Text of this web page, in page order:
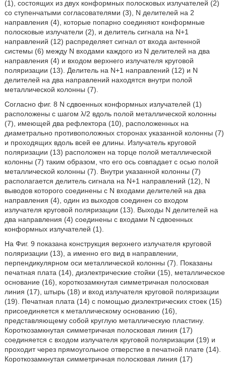
(1), состоящих из двух конформных полосковых излучателей (2)
со ступенчатыми согласователями (3), N делителей на 2
направления (4), которые попарно соединяют конформные
полосковые излучатели (2), и делитель сигнала на N+1
направлений (12) распределяет сигнал от входа антенной
системы (6) между N входами каждого из N делителей на два
направления (4) и входом верхнего излучателя круговой
поляризации (13). Делитель на N+1 направлений (12) и N
делителей на два направлений находятся внутри полой
металлической колонны (7).
Согласно фиг. 8 N сдвоенных конформных излучателей (1)
расположены с шагом λ/2 вдоль полой металлической колонны
(7), имеющей два рефлектора (10), расположенных на
диаметрально противоположных сторонах указанной колонны (7)
и проходящих вдоль всей ее длины. Излучатель круговой
поляризации (13) расположен на торце полой металлической
колонны (7) таким образом, что его ось совпадает с осью полой
металлической колонны (7). Внутри указанной колонны (7)
располагается делитель сигнала на N+1 направлений (12), N
выводов которого соединены с N входами делителей на два
направления (4), один из выходов соединен со входом
излучателя круговой поляризации (13). Выходы N делителей на
два направления (4) соединены с входами N сдвоенных
конформных излучателей (1).
На Фиг. 9 показана конструкция верхнего излучателя круговой
поляризации (13), а именно его вид в направлении,
перпендикулярном оси металлической колонны (7). Показаны
печатная плата (14), диэлектрические стойки (15), металлическое
основание (16), короткозамкнутая симметричная полосковая
линия (17), штырь (18) и вход излучателя круговой поляризации
(19). Печатная плата (14) с помощью диэлектрических стоек (15)
присоединяется к металлическому основанию (16),
представляющему собой круглую металлическую пластину.
Короткозамкнутая симметричная полосковая линия (17)
соединяется с входом излучателя круговой поляризации (19) и
проходит через прямоугольное отверстие в печатной плате (14).
Короткозамкнутая симметричная полосковая линия (17)